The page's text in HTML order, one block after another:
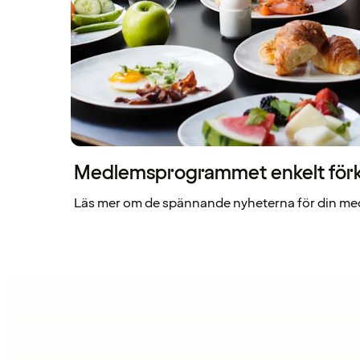
Medlemsprogrammet enkelt
Läs mer om de spännande nyheterna för din